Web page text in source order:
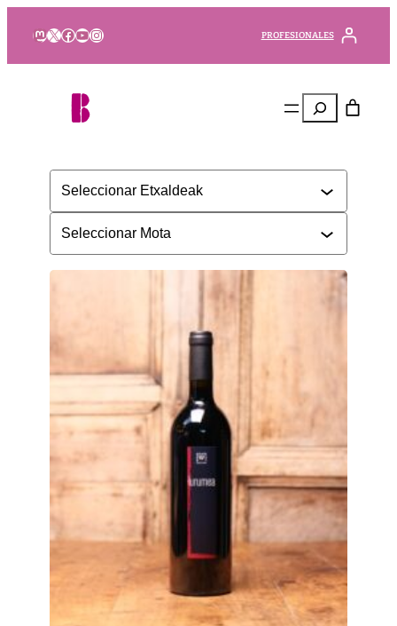
Mastodon
X Facebook
YouTube
Instagram PROFESIONALES
Buscar